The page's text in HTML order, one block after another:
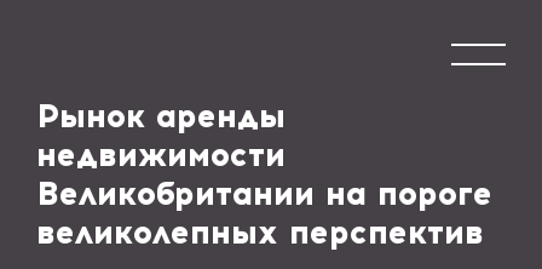
Рынок аренды
недвижимости
Великобритании на пороге
великолепных перспектив